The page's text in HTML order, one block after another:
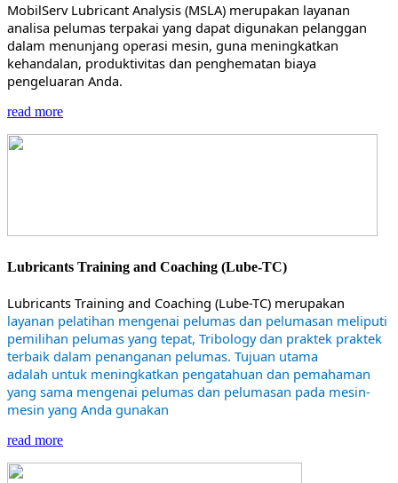
MobilServ Lubricant Analysis (MSLA) merupakan layanan
analisa pelumas terpakai yang dapat digunakan pelanggan
dalam menunjang operasi mesin, guna meningkatkan
kehandalan, produktivitas dan penghematan biaya
pengeluaran Anda.
read more
Lubricants Training and Coaching (Lube-TC)
Lubricants Training and Coaching (Lube-TC) merupakan
layanan pelatihan mengenai pelumas dan pelumasan meliputi
pemilihan pelumas yang tepat, Tribology dan praktek praktek
terbaik dalam penanganan pelumas. Tujuan utama
adalah untuk meningkatkan pengatahuan dan pemahaman
yang sama mengenai pelumas dan pelumasan pada mesin-
mesin yang Anda gunakan
read more